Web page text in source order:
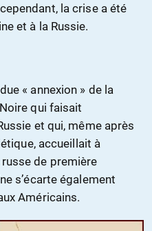
la crise a été
et à la Russie.
« annexion » de la
qui faisait
et qui, même après
accueillait à
de première
s’écarte également
Américains.